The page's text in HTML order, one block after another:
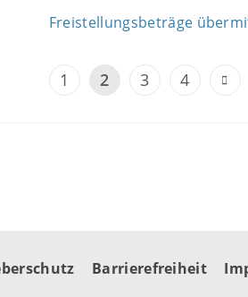
Freistellungsbeträge
1 2 3 4
Barrierefreiheit